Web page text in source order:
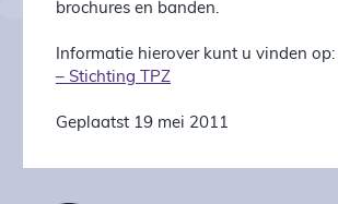
brochures en banden.
Informatie hierover kunt u vinden op:
– Stichting TPZ
Geplaatst 19 mei 2011